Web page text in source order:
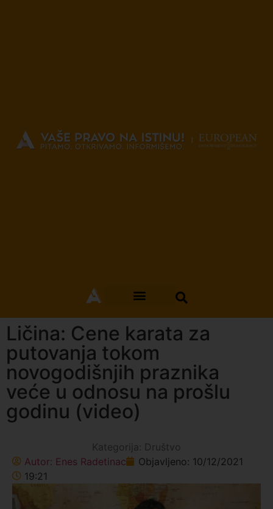
Ličina: Cene karata za
putovanja tokom
novogodišnjih praznika
veće u odnosu na prošlu
godinu (video)
Kategorija: Društvo
Autor: Enes Radetinac Objavljeno: 10/12/2021
19:21